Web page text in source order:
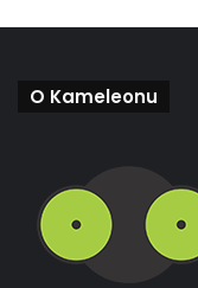
O Kameleonu